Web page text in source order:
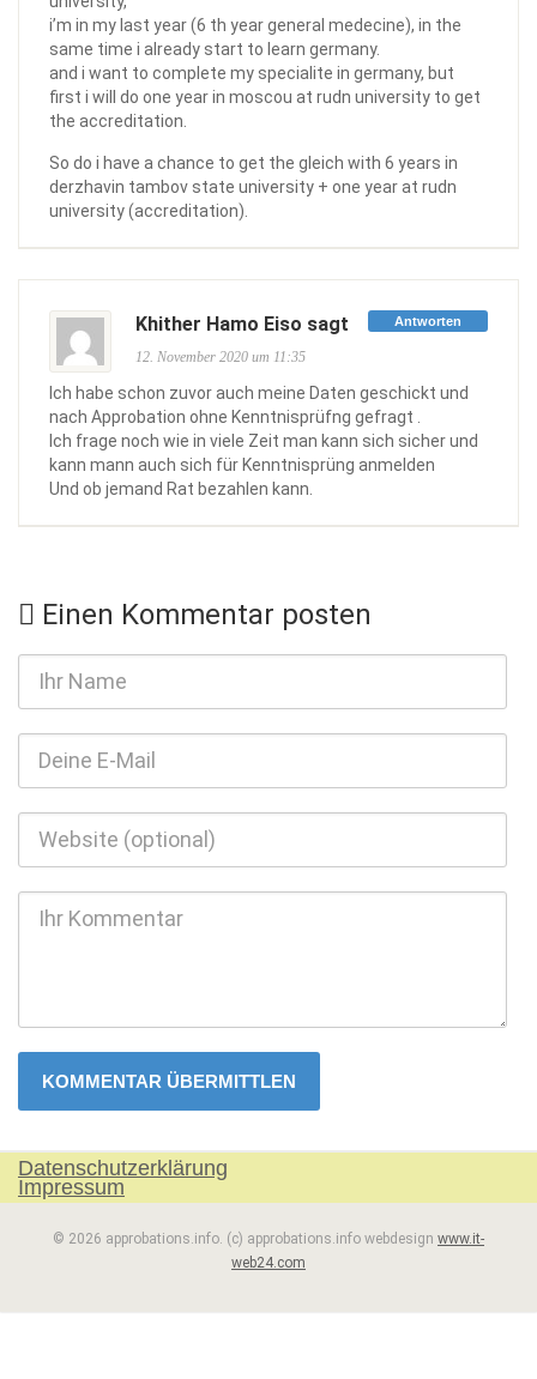
i’m in my last year (6 th year general medecine), in the
same time i already start to learn germany.
and i want to complete my specialite in germany, but
first i will do one year in moscou at rudn university to get
the accreditation.
So do i have a chance to get the gleich with 6 years in
derzhavin tambov state university + one year at rudn
university (accreditation).
Antworten
Khither Hamo Eiso sagt
12. November 2020 um 11:35
Ich habe schon zuvor auch meine Daten geschickt und
nach Approbation ohne Kenntnisprüfng gefragt .
Ich frage noch wie in viele Zeit man kann sich sicher und
kann mann auch sich für Kenntnisprüng anmelden
Und ob jemand Rat bezahlen kann.
Einen Kommentar posten
Datenschutzerklärung
Impressum
© 2026 approbations.info. (c) approbations.info webdesign www.it-
web24.com